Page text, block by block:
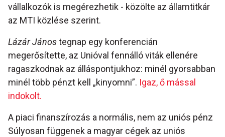
vállalkozók is megérezhetik - közölte az államtitkár
az MTI közlése szerint.
Lázár Jánostegnap egy konferencián
megerősítette, az Unióval fennálló viták ellenére
ragaszkodnak az álláspontjukhoz: minél gyorsabban
minél több pénzt kell „kinyomni”. Igaz, ő mással
indokolt.
A piaci finanszírozás a normális, nem az uniós pénz
Súlyosan függenek a magyar cégek az uniós